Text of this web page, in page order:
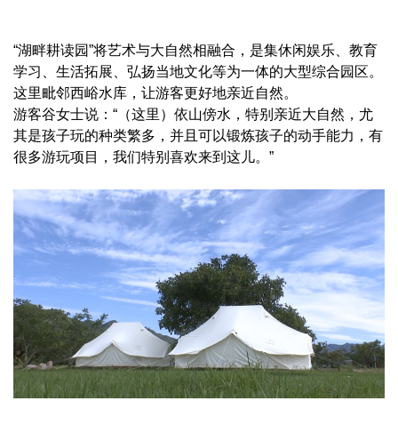
“湖畔耕读园”将艺术与大自然相融合，是集休闲娱乐、教育
学习、生活拓展、弘扬当地文化等为一体的大型综合园区。
这里毗邻西峪水库，让游客更好地亲近自然。
游客谷女士说：“（这里）依山傍水，特别亲近大自然，尤
其是孩子玩的种类繁多，并且可以锻炼孩子的动手能力，有
很多游玩项目，我们特别喜欢来到这儿。”